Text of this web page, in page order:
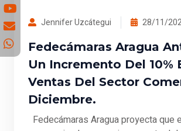
Jennifer Uzcátegui 28/11/
Fedecámaras Aragua
Un Incremento Del 10%
Ventas Del Sector
Diciembre.
Fedecámaras Aragua proyecta que